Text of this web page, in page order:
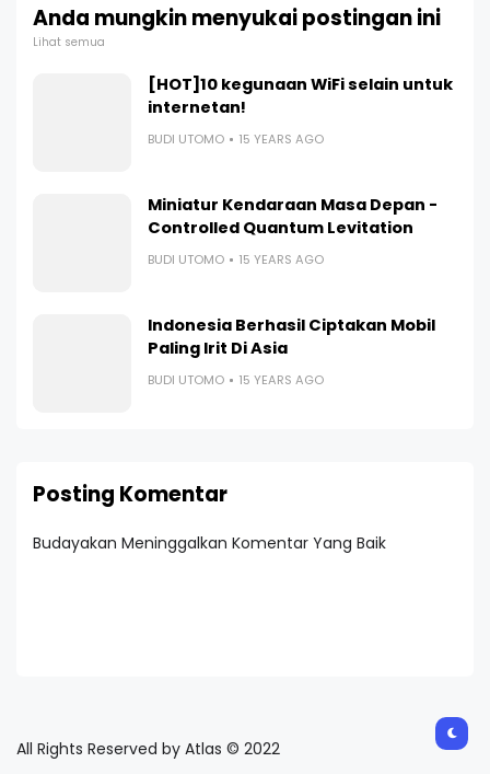
Anda mungkin menyukai postingan ini
Lihat semua
[HOT]10 kegunaan WiFi selain untuk
internetan!
BUDI UTOMO 15 YEARS AGO
Miniatur Kendaraan Masa Depan -
Controlled Quantum Levitation
BUDI UTOMO 15 YEARS AGO
Indonesia Berhasil Ciptakan Mobil
Paling Irit Di Asia
BUDI UTOMO 15 YEARS AGO
Posting Komentar
Budayakan Meninggalkan Komentar Yang Baik
All Rights Reserved by Atlas © 2022